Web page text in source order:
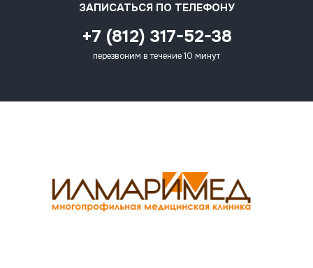
ЗАПИСАТЬСЯ ПО ТЕЛЕФОНУ
+7 (812) 317-52-38
перезвоним в течение 10 минут